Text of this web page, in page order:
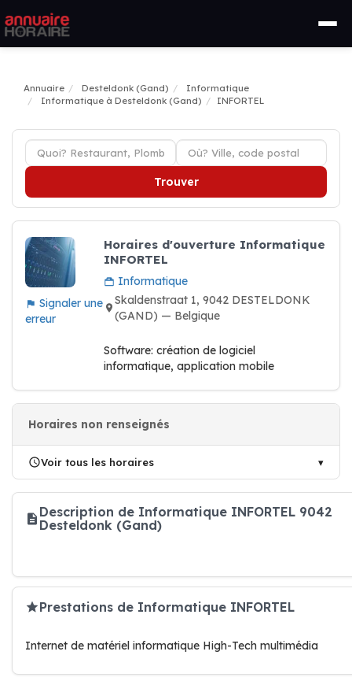
Annuaire Desteldonk (Gand)
Informatique
Informatique à Desteldonk (Gand)
INFORTEL
Trouver
Signaler une
erreur
Horaires d'ouverture Informatique
INFORTEL
Informatique
Skaldenstraat 1, 9042 DESTELDONK
(GAND) — Belgique
Software: création de logiciel
informatique, application mobile
Horaires non renseignés
Voir tous les horaires
Description de Informatique INFORTEL 9042
Desteldonk (Gand)
Prestations de Informatique INFORTEL
Internet de matériel informatique High-Tech multimédia